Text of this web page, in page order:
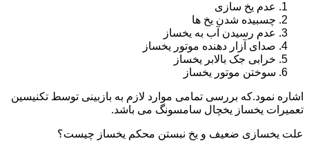
عدم یخ سازی
چسبیده شدن یخ ها
عدم رسیدن آب به یخساز
صدای آزار دهنده موتور یخساز
خرابی جک بالابر یخساز
سوختن موتور یخساز
اشاره نمود.که بررسی تمامی موارد لازم به بازبینی توسط تکنیسین
تعمیرات یخساز یخچال سامسونگ می باشد.
علت یخسازی ضعیف و یخ نبستن محکم یخساز چیست؟